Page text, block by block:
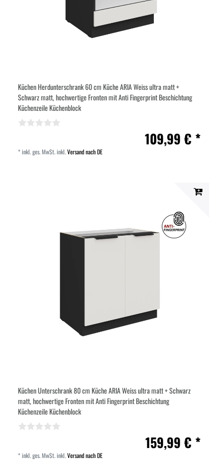
Küchen Herdunterschrank 60 cm Küche ARIA Weiss ultra matt +
Schwarz matt, hochwertige Fronten mit Anti Fingerprint Beschichtung
Küchenzeile Küchenblock
109,99 € *
*inkl. ges. MwSt.inkl.Versand nach DE
Küchen Unterschrank 80 cm Küche ARIA Weiss ultra matt + Schwarz
matt, hochwertige Fronten mit Anti Fingerprint Beschichtung
Küchenzeile Küchenblock
159,99 € *
*inkl. ges. MwSt.inkl.Versand nach DE